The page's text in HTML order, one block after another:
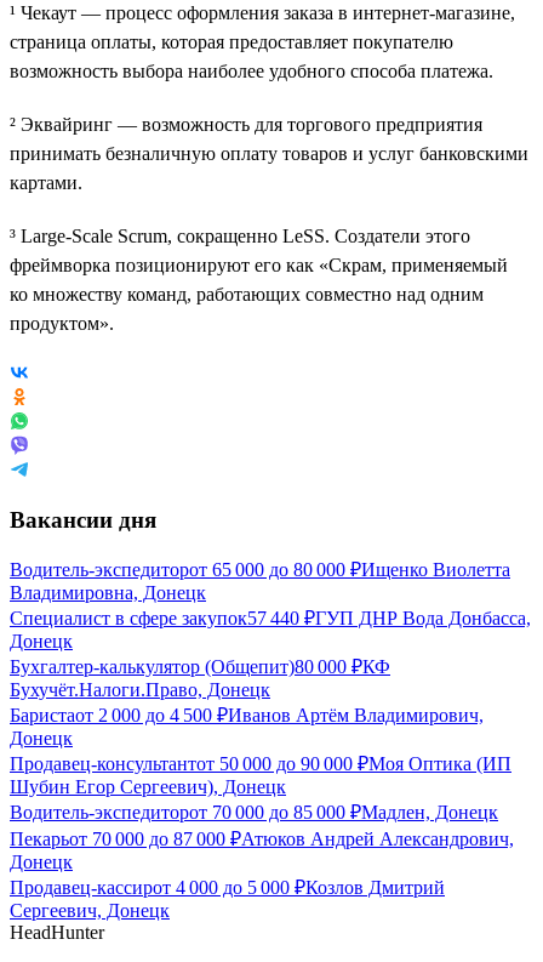
¹ Чекаут — процесс оформления заказа в интернет-магазине,
страница оплаты, которая предоставляет покупателю
возможность выбора наиболее удобного способа платежа.
² Эквайринг — возможность для торгового предприятия
принимать безналичную оплату товаров и услуг банковскими
картами.
³ Large-Scale Scrum, сокращенно LeSS. Создатели этого
фреймворка позиционируют его как «Скрам, применяемый
ко множеству команд, работающих совместно над одним
продуктом».
Вакансии дня
Водитель-экспедиторот 65 000 до 80 000 ₽Ищенко Виолетта
Владимировна, Донецк
Специалист в сфере закупок57 440 ₽ГУП ДНР Вода Донбасса,
Донецк
Бухгалтер-калькулятор (Общепит)80 000 ₽КФ
Бухучёт.Налоги.Право, Донецк
Баристаот 2 000 до 4 500 ₽Иванов Артём Владимирович,
Донецк
Продавец-консультантот 50 000 до 90 000 ₽Моя Оптика (ИП
Шубин Егор Сергеевич), Донецк
Водитель-экспедиторот 70 000 до 85 000 ₽Мадлен, Донецк
Пекарьот 70 000 до 87 000 ₽Атюков Андрей Александрович,
Донецк
Продавец-кассирот 4 000 до 5 000 ₽Козлов Дмитрий
Сергеевич, Донецк
HeadHunter